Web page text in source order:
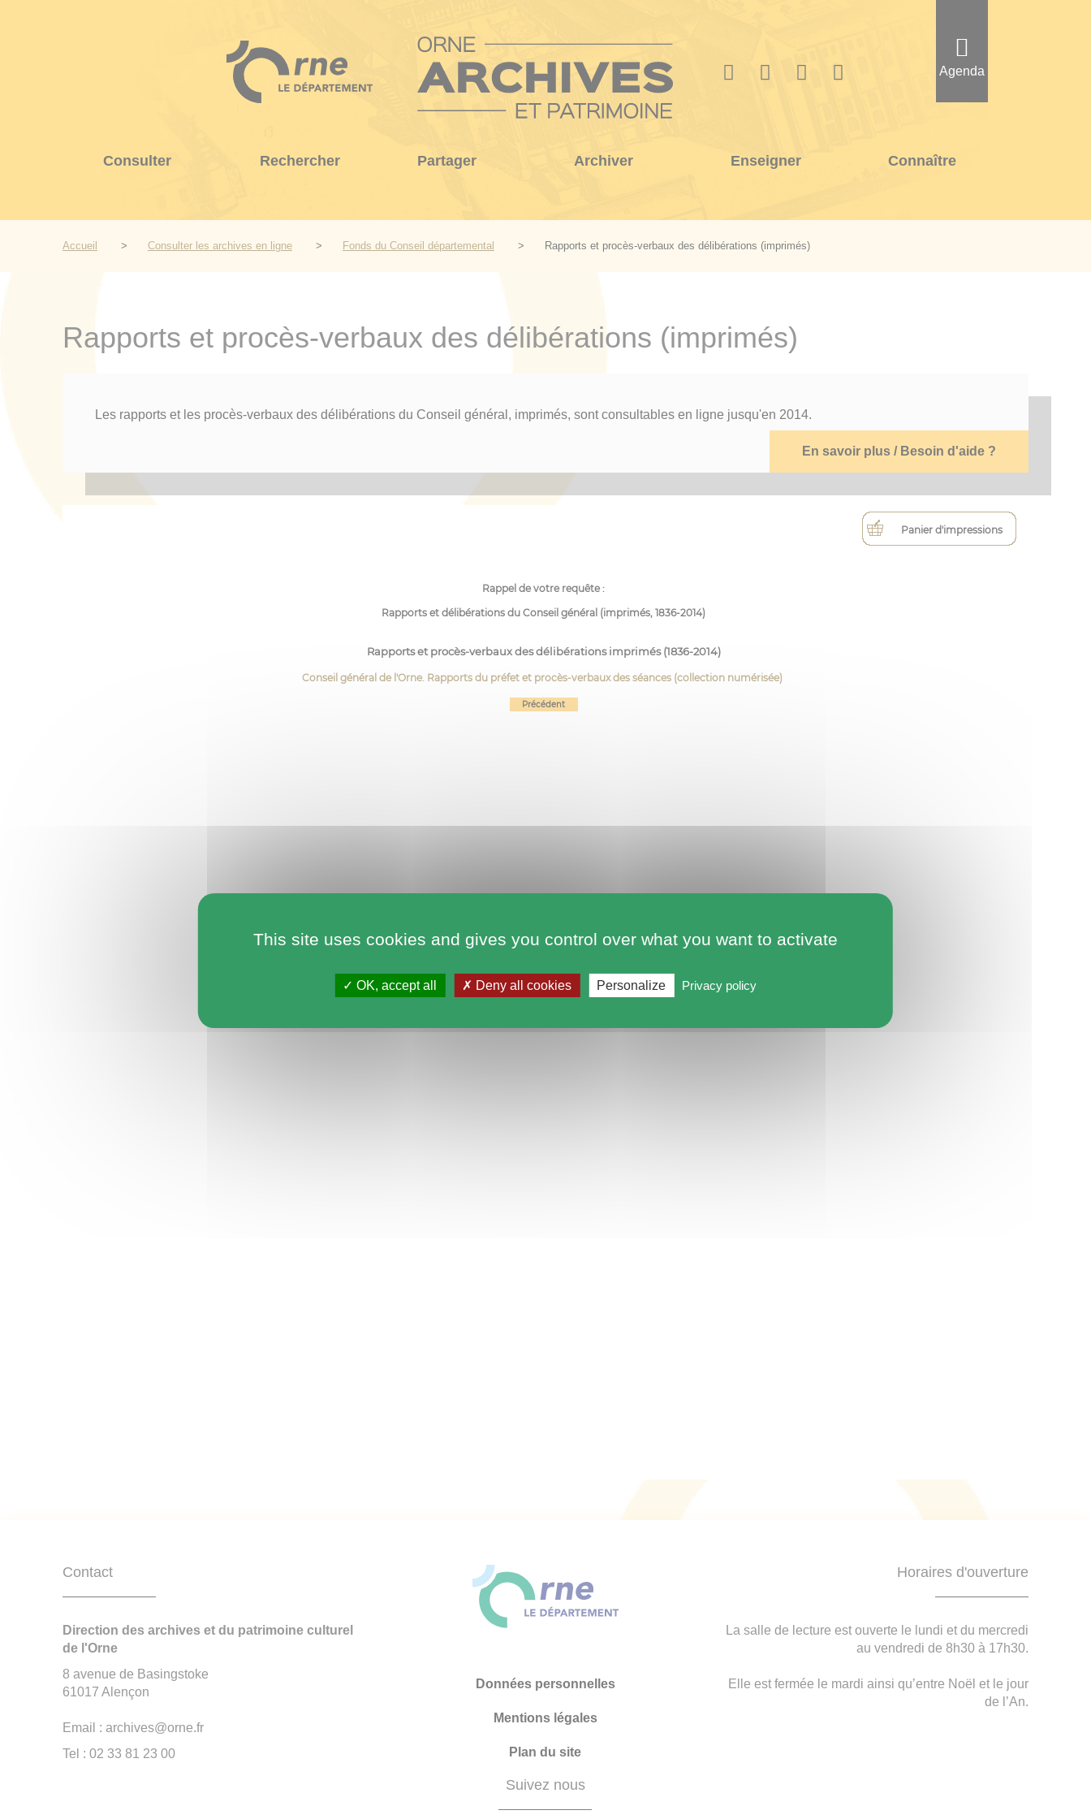
Agenda
Consulter Rechercher Partager Archiver Enseigner Connaître
Accueil Consulter les archives en ligne Fonds du Conseil départemental Rapports et procès-verbaux des délibérations (imprimés)
Rapports et procès-verbaux des délibérations (imprimés)
Les rapports et les procès-verbaux des délibérations du Conseil général, imprimés, sont consultables en ligne jusqu'en 2014.
En savoir plus / Besoin d'aide ?
Contact
Direction des archives et du patrimoine culturel
de l'Orne
8 avenue de Basingstoke
61017 Alençon
Email : archives@orne.fr
Tel : 02 33 81 23 00
Données personnelles
Mentions légales
Plan du site
Suivez nous
Horaires d'ouverture
La salle de lecture est ouverte le lundi et du mercredi
au vendredi de 8h30 à 17h30.
Elle est fermée le mardi ainsi qu’entre Noël et le jour
de l’An.
This site uses cookies and gives you control over what you want to activate
OK, accept all Deny all cookies Personalize Privacy policy